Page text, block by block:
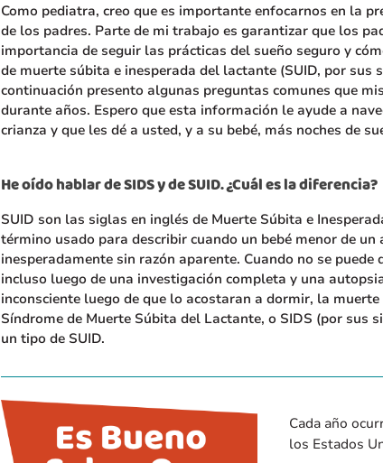
Como pediatra, creo que es importante enfocarnos en la
de los padres. Parte de mi trabajo es garantizar que los
importancia de seguir las prácticas del sueño seguro y
de muerte súbita e inesperada del lactante (SUID, por sus
continuación presento algunas preguntas comunes que
durante años. Espero que esta información le ayude a
crianza y que les dé a usted, y a su bebé, más noches de
He oído hablar de SIDS y de SUID. ¿Cuál es la diferencia?
SUID son las siglas en inglés de Muerte Súbita e
término usado para describir cuando un bebé menor de un
inesperadamente sin razón aparente. Cuando no se puede
incluso luego de una investigación completa y una
inconsciente luego de que lo acostaran a dormir, la muerte
Síndrome de Muerte Súbita del Lactante, o SIDS (por sus
un tipo de SUID.
Cada año
los Estados